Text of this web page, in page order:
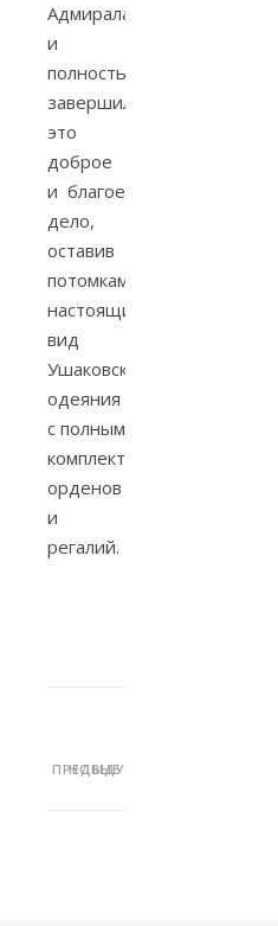
Адмирала
и
полностью
завершил
это
доброе
и благое
дело,
оставив
потомкам
настоящий
вид
Ушаковского
одеяния
с полным
комплектом
орденов
и
регалий.
ПРЕДЫДУЩИЕ
НОВЫЕ